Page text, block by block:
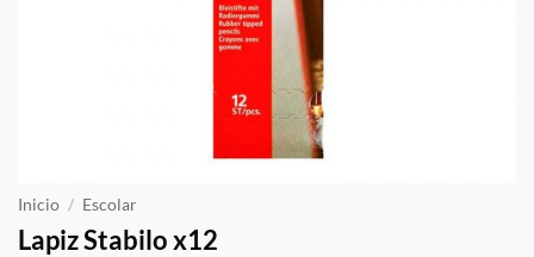
Inicio / Escolar
Lapiz Stabilo x12